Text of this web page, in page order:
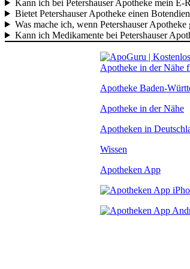
Kann ich bei Petershauser Apotheke mein E-
Bietet Petershauser Apotheke einen
Was mache ich, wenn Petershauser
Kann ich Medikamente bei Petershauser
Apotheke Baden-
Apotheke in der Nähe
Apotheken in
Wissen
Apotheken App